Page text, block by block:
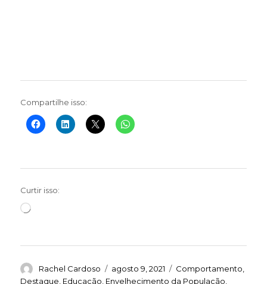
Compartilhe isso:
Curtir isso:
Carregando...
Autor
Rachel Cardoso
Publicado
em
agosto 9, 2021 Categorias
Comportamento,
Destaque, Educação, Envelhecimento da População,